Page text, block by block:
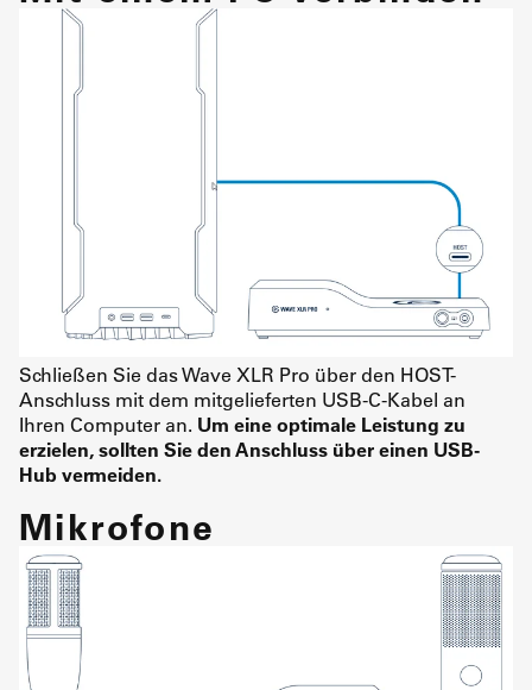
Schließen Sie das Wave XLR Pro über den HOST-
Anschluss mit dem mitgelieferten USB-C-Kabel an
Ihren Computer an. Um eine optimale Leistung zu
erzielen, sollten Sie den Anschluss über einen USB-
Hub vermeiden.
Mikrofone